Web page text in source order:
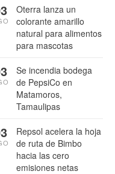
Oterra lanza un
colorante amarillo
natural para alimentos
para mascotas
Se incendia bodega
de PepsiCo en
Matamoros,
Tamaulipas
Repsol acelera la hoja
de ruta de Bimbo
hacia las cero
emisiones netas